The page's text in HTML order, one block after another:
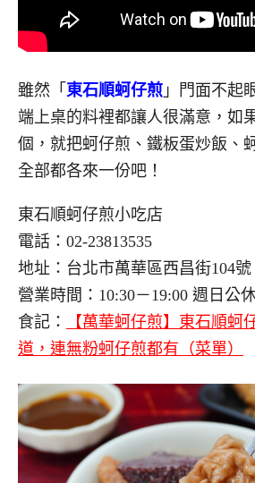
雖然「 東石順蚵仔煎 」門面不起
端上桌的料裡都讓人很滿意，如
個，就把蚵仔煎、鐵板蛋炒飯、
全部都各來一份吧！
東石順蚵仔煎小吃店
電話：02-23813535
地址：台北市萬華區西昌街104號
營業時間：10:30－19:00 週日公
食記：
【萬華蚵仔煎】東石順蚵
道，連無粉蚵仔煎都有（菜單）